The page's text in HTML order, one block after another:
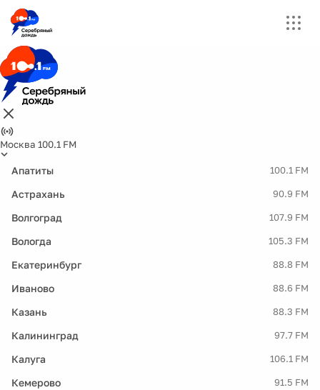
Москва 100.1 FM
Апатиты 100.1 FM
Астрахань 90.9 FM
Волгоград 107.9 FM
Вологда 105.3 FM
Екатеринбург 88.8 FM
Иваново 88.6 FM
Казань 88.3 FM
Калининград 97.7 FM
Калуга 106.1 FM
Кемерово 91.5 FM